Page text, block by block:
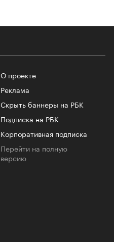
О проекте
Реклама
Скрыть баннеры на РБК
Подписка на РБК
Корпоративная подписка
Перейти на полную
версию